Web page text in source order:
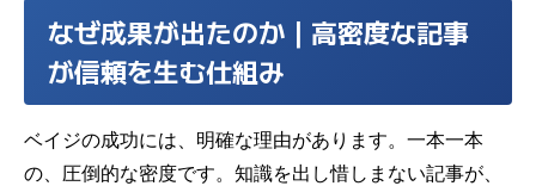
なぜ成果が出たのか｜高密度な記事
が信頼を生む仕組み
ベイジの成功には、明確な理由があります。一本一本
の、圧倒的な密度です。知識を出し惜しまない記事が、